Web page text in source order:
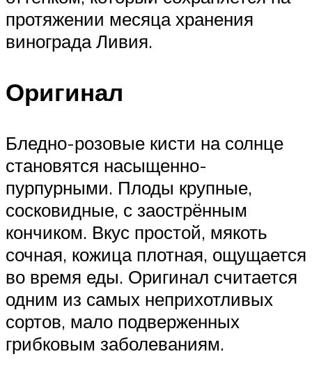
протяжении месяца хранения
винограда Ливия.
Оригинал
Бледно-розовые кисти на солнце
становятся насыщенно-
пурпурными. Плоды крупные,
сосковидные, с заострённым
кончиком. Вкус простой, мякоть
сочная, кожица плотная, ощущается
во время еды. Оригинал считается
одним из самых неприхотливых
сортов, мало подверженных
грибковым заболеваниям.